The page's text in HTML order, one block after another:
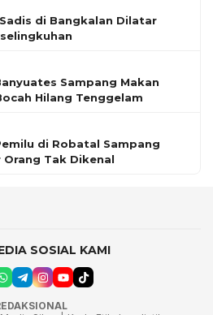
di Bangkalan Dilatar
Sampang Makan
Hilang Tenggelam
di Robatal Sampang
Orang Tak Dikenal
SOSIAL KAMI